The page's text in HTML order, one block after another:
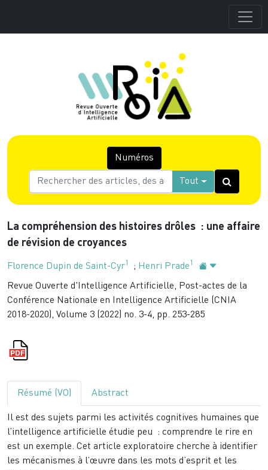
Numéros
Tout
La compréhension des histoires drôles : une affaire
de révision de croyances
Florence Dupin de Saint-Cyr 1 ; Henri Prade 1
Revue Ouverte d'Intelligence Artificielle, Post-actes de la
Conférence Nationale en Intelligence Artificielle (CNIA
2018-2020), Volume 3 (2022) no. 3-4, pp. 253-285
Résumé (VO) Abstract
Il est des sujets parmi les activités cognitives humaines que
l’intelligence artificielle étudie peu : comprendre le rire en
est un exemple. Cet article exploratoire cherche à identifier
les mécanismes à l’œuvre dans les mots d’esprit et les